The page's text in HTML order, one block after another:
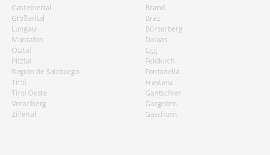
Gasteinertal
Großarltal
Lungau
Montafon
Ötztal
Pitztal
Región de Salzburgo
Tirol
Tirol Oeste
Vorarlberg
Zillertal
Brand
Braz
Bürserberg
Dalaas
Egg
Feldkirch
Fontanella
Frastanz
Gantschier
Gargellen
Gaschurn